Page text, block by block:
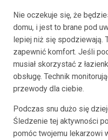
Nie oczekuje się, że
domu, i jest to brane pod
lepiej niż się spodziewają.
zapewnić komfort. Jeśli
musiał skorzystać z
obsługę. Technik
przewody dla ciebie.
Podczas snu dużo się
Śledzenie tej aktywności
pomóc twojemu lekarzowi